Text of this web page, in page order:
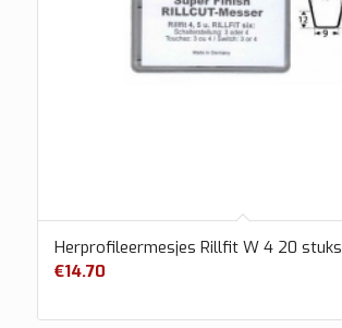
Herprofileermesjes Rillfit W 4 20 stuks
€14.70